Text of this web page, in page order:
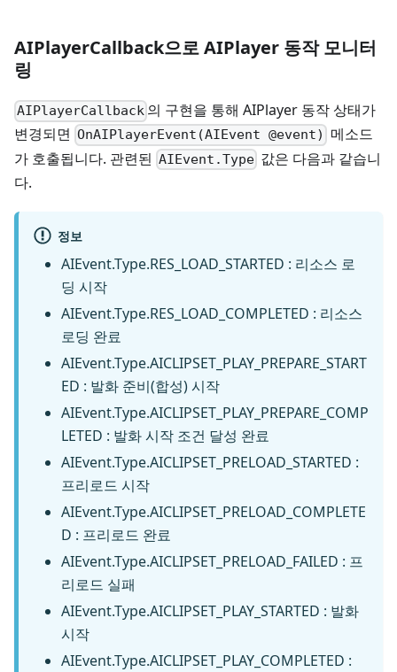
AIPlayerCallback으로 AIPlayer 동작 모니터
링
AIPlayerCallback 의 구현을 통해 AIPlayer 동작 상태가
변경되면 OnAIPlayerEvent(AIEvent @event)
메소드
가 호출됩니다. 관련된 AIEvent.Type 값은 다음과 같습니
다.
정보
AIEvent.Type.RES_LOAD_STARTED : 리소스 로
딩 시작
AIEvent.Type.RES_LOAD_COMPLETED : 리소스
로딩 완료
AIEvent.Type.AICLIPSET_PLAY_PREPARE_START
ED : 발화 준비(합성) 시작
AIEvent.Type.AICLIPSET_PLAY_PREPARE_COMP
LETED : 발화 시작 조건 달성 완료
AIEvent.Type.AICLIPSET_PRELOAD_STARTED :
프리로드 시작
AIEvent.Type.AICLIPSET_PRELOAD_COMPLETE
D : 프리로드 완료
AIEvent.Type.AICLIPSET_PRELOAD_FAILED : 프
리로드 실패
AIEvent.Type.AICLIPSET_PLAY_STARTED : 발화
시작
AIEvent.Type.AICLIPSET_PLAY_COMPLETED :